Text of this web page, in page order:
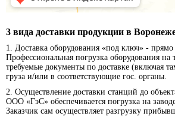
3 вида доставки продукции в
1. Доставка оборудования «под ключ» - прямо
Профессиональная погрузка оборудования
требуемые документы по доставке (включая
груза и/или в соответствующие гос. органы.
2. Осуществление доставки станций до
ООО «ГэС» обеспечивается погрузка на
Заказчик сам осуществляет разгрузку